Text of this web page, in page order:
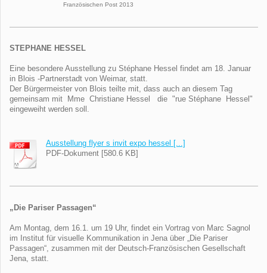
Französischen Post 2013
STEPHANE HESSEL
Eine besondere Ausstellung zu Stéphane Hessel findet am 18. Januar
in Blois -Partnerstadt von Weimar, statt.
Der Bürgermeister von Blois teilte mit, dass auch an diesem Tag
gemeinsam mit Mme Christiane Hessel die "rue Stéphane Hessel"
eingeweiht werden soll.
Ausstellung flyer s invit expo hessel [...]
PDF-Dokument [580.6 KB]
„Die Pariser Passagen“
Am Montag, dem 16.1. um 19 Uhr, findet ein Vortrag von Marc Sagnol
im Institut für visuelle Kommunikation in Jena über „Die Pariser
Passagen“, zusammen mit der Deutsch-Französischen Gesellschaft
Jena, statt.